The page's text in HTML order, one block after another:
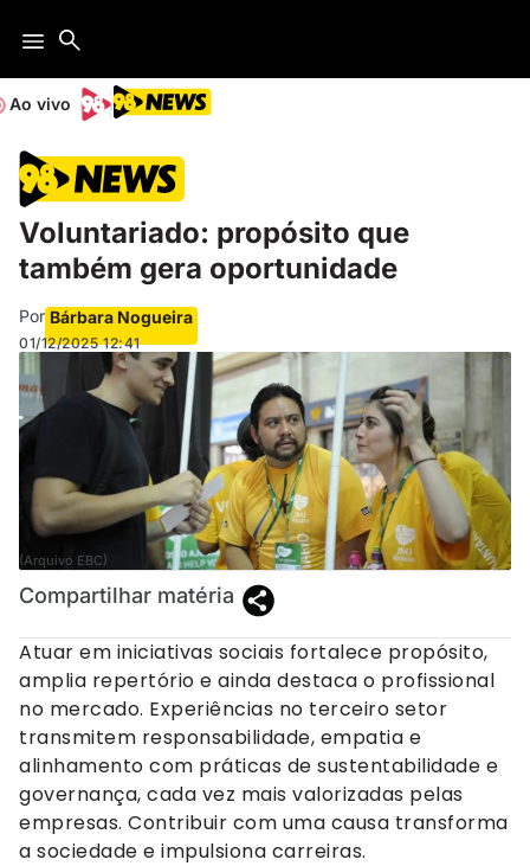
Ao vivo
Voluntariado: propósito que
também gera oportunidade
Por Bárbara Nogueira
01/12/2025 12:41
(Arquivo EBC)
Compartilhar matéria
Atuar em iniciativas sociais fortalece propósito,
amplia repertório e ainda destaca o profissional
no mercado. Experiências no terceiro setor
transmitem responsabilidade, empatia e
alinhamento com práticas de sustentabilidade e
governança, cada vez mais valorizadas pelas
empresas. Contribuir com uma causa transforma
a sociedade e impulsiona carreiras.